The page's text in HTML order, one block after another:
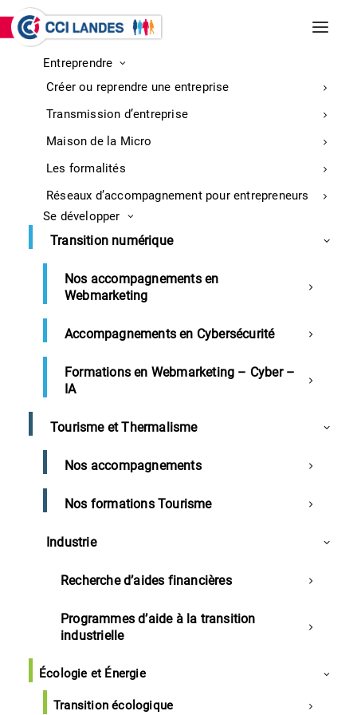
Entreprendre
Créer ou reprendre une entreprise
Transmission d’entreprise
Maison de la Micro
Les formalités
Réseaux d’accompagnement pour entrepreneurs
Se développer
Transition numérique
Nos accompagnements en
Webmarketing
Accompagnements en Cybersécurité
Formations en Webmarketing – Cyber –
IA
Tourisme et Thermalisme
Nos accompagnements
Nos formations Tourisme
Industrie
Recherche d’aides financières
Programmes d’aide à la transition
industrielle
Écologie et Énergie
Transition écologique
INCENDIES DE BISCARROSSE ET
PARENTIS-EN-BORN
informations sur la mobilisation
Accueil
Intercommunalités de France sous le patronage du
Ministère de la Cohésion des territoires
selon Joël Giraud, secrétaire d'état en
Les CCI territoriales rencontrent régulièrement les
projets de développement économique et leur
proposer un appui.
intercommunalités sont mobilisées dans le cadre de
la relance, à travers la signature de Contrats de
Relance et de Transition Ecologique (CRTE) avec